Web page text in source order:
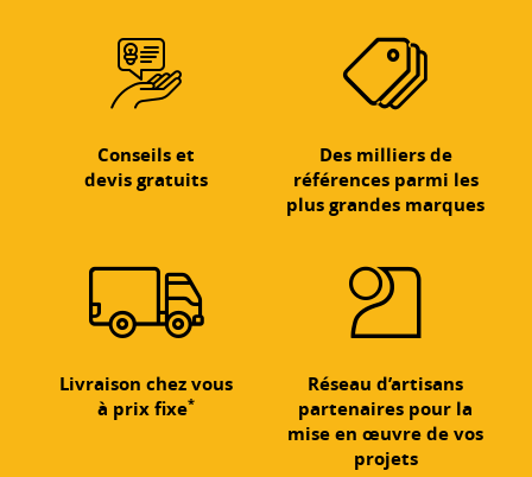
Conseils et
devis gratuits
Des milliers de
références parmi les
plus grandes marques
Livraison chez vous
à prix fixe*
Réseau d’artisans
partenaires pour la
mise en œuvre de vos
projets